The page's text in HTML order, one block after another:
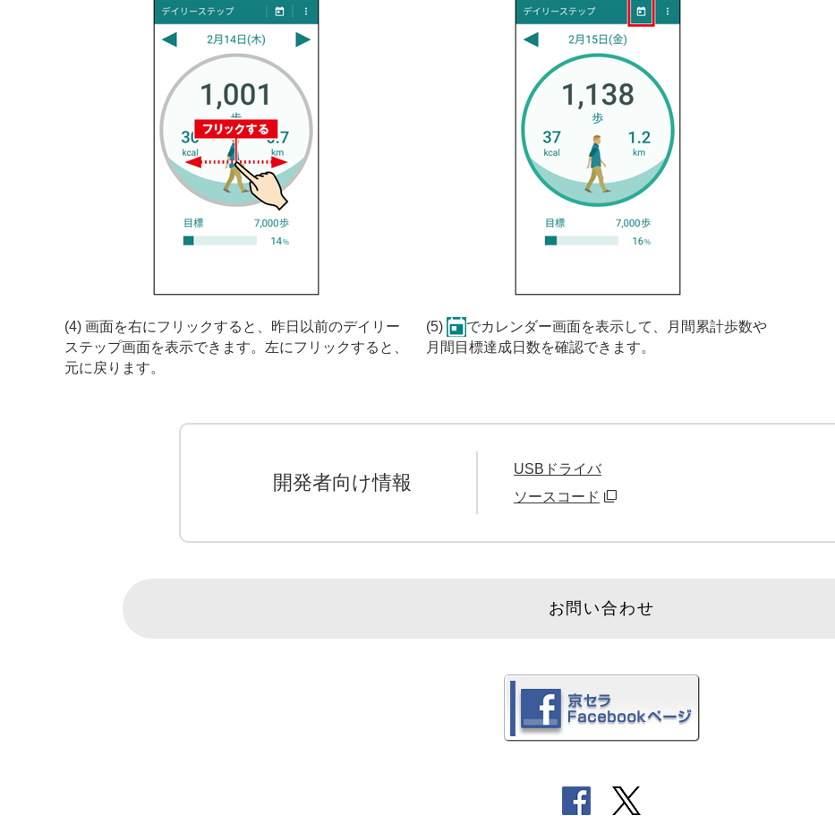
(4) 画面を右にフリックすると、昨日以前のデイリー
ステップ画面を表示できます。左にフリックすると、
元に戻ります。
(5)
でカレンダー画面を表示して、月間累計歩数や
月間目標達成日数を確認できます。
開発者向け情報
USBドライバ
ソースコード
お問い合わせ